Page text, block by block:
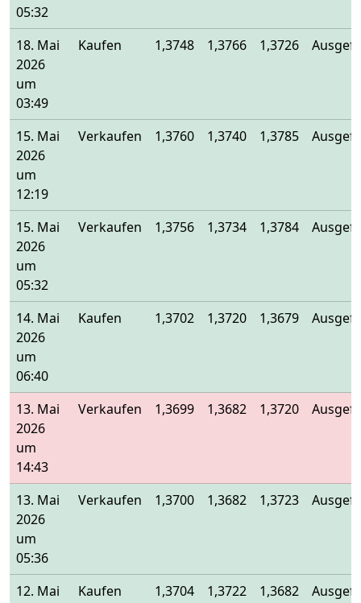
05:32
18. Mai
2026
um
03:49
Kaufen 1,3748 1,3766 1,3726
15. Mai
2026
um
12:19
Verkaufen 1,3760 1,3740 1,3785
15. Mai
2026
um
05:32
Verkaufen 1,3756 1,3734 1,3784
14. Mai
2026
um
06:40
Kaufen 1,3702 1,3720 1,3679
13. Mai
2026
um
14:43
Verkaufen 1,3699 1,3682 1,3720
13. Mai
2026
um
05:36
Verkaufen 1,3700 1,3682 1,3723
12. Mai
Kaufen 1,3704 1,3722 1,3682